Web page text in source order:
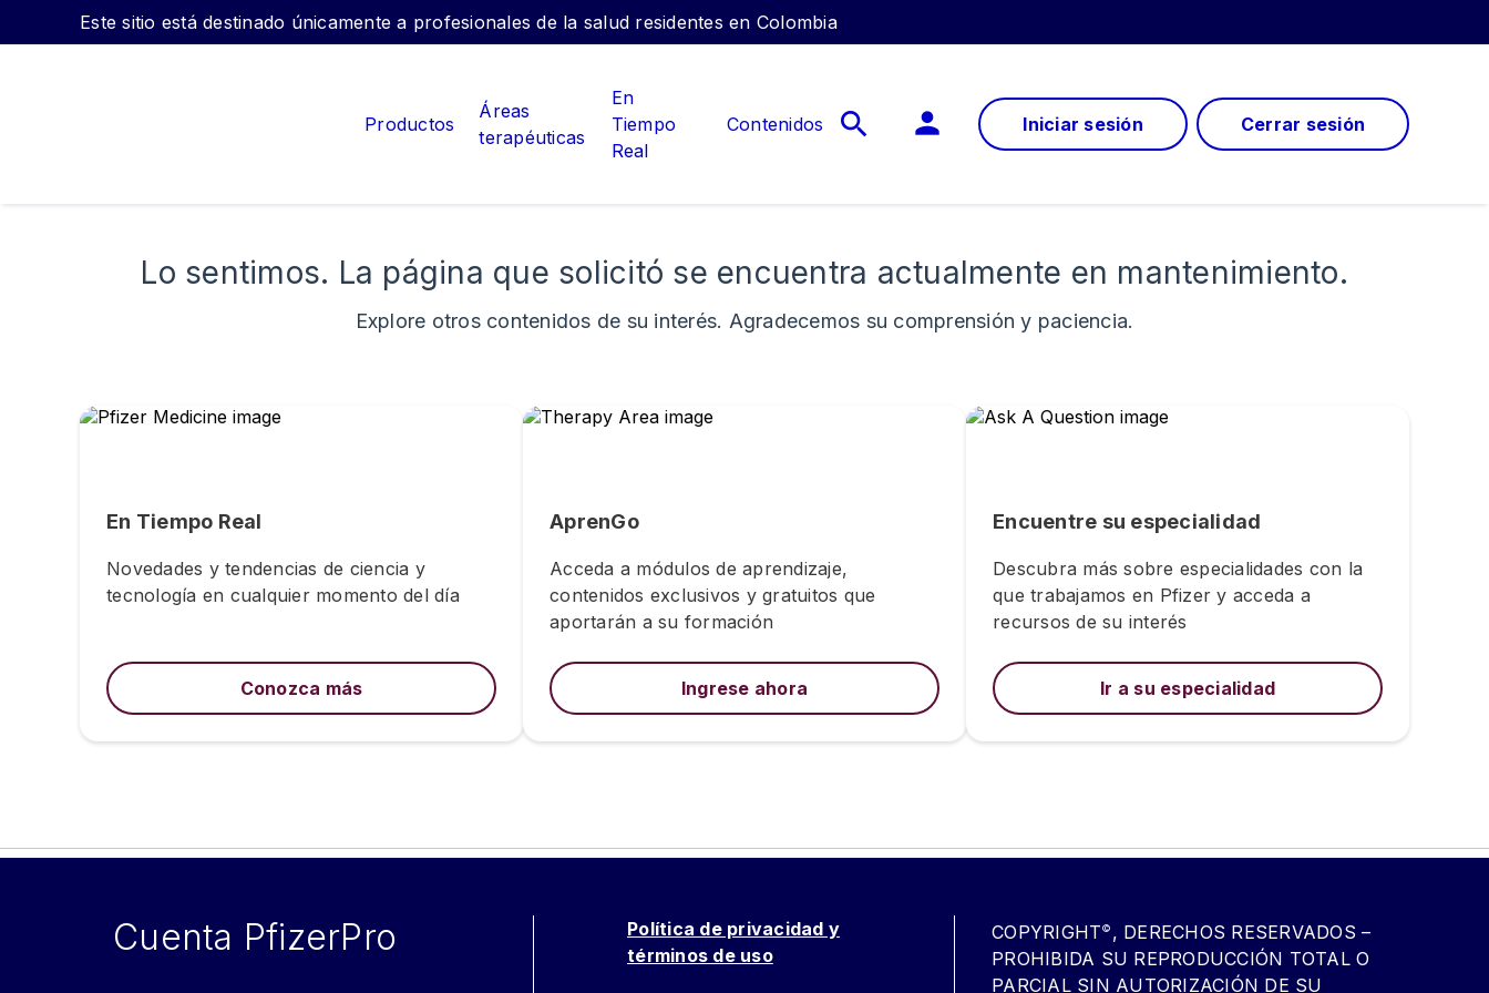
Este sitio está destinado únicamente a profesionales de la salud residentes en Colombia
Iniciar sesión Cerrar sesión
Productos
Áreas
terapéuticas
En
Tiempo
Real
Contenidos
Lo sentimos. La página que solicitó se encuentra actualmente en mantenimiento.
Explore otros contenidos de su interés. Agradecemos su comprensión y paciencia.
En Tiempo Real
Novedades y tendencias de ciencia y
tecnología en cualquier momento del día
Conozca más
AprenGo
Acceda a módulos de aprendizaje,
contenidos exclusivos y gratuitos que
aportarán a su formación
Ingrese ahora
Encuentre su especialidad
Descubra más sobre especialidades con la
que trabajamos en Pfizer y acceda a
recursos de su interés
Ir a su especialidad
Cuenta PfizerPro
Política de privacidad y
términos de uso
COPYRIGHT© , DERECHOS RESERVADOS –
PROHIBIDA SU REPRODUCCIÓN TOTAL O
PARCIAL SIN AUTORIZACIÓN DE SU